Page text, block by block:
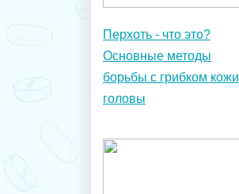
Перхоть - что это?
Основные методы
борьбы с грибком кожи
головы